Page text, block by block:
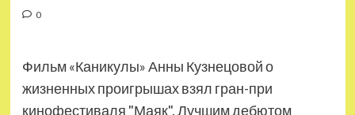
0
Фильм «Каникулы» Анны Кузнецовой о
жизненных проигрышах взял гран-при
кинофестиваля "Маяк". Лучшим дебютом